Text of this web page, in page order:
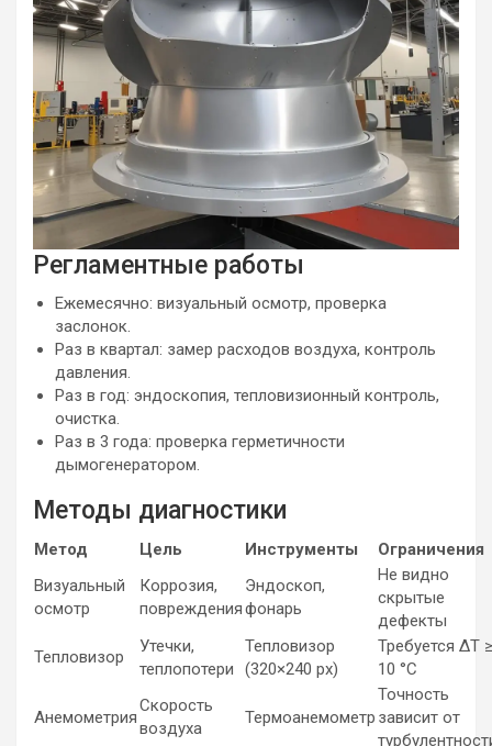
Регламентные работы
Ежемесячно: визуальный осмотр, проверка
заслонок.
Раз в квартал: замер расходов воздуха, контроль
давления.
Раз в год: эндоскопия, тепловизионный контроль,
очистка.
Раз в 3 года: проверка герметичности
дымогенератором.
Методы диагностики
Метод Цель Инструменты
Ограничения
Визуальный
осмотр
Коррозия,
повреждения
Эндоскоп,
фонарь
Не видно
скрытые
дефекты
Тепловизор
Утечки,
теплопотери
Тепловизор
(320×240 px)
Требуется ΔT ≥
10 °C
Анемометрия
Скорость
воздуха
Термоанемометр
Точность
зависит от